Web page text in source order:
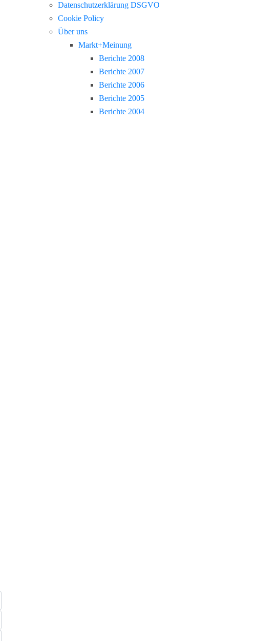
Datenschutzerklärung DSGVO
Cookie Policy
Über uns
Markt+Meinung
Berichte 2008
Berichte 2007
Berichte 2006
Berichte 2005
Berichte 2004